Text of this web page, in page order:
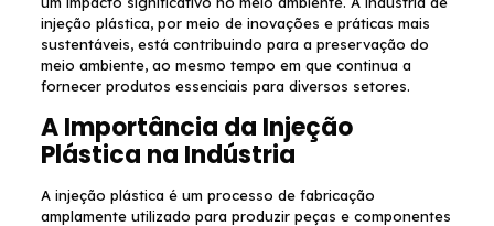
injeção plástica, por meio de inovações e práticas mais
sustentáveis, está contribuindo para a preservação do
meio ambiente, ao mesmo tempo em que continua a
fornecer produtos essenciais para diversos setores.
A Importância da Injeção
Plástica na Indústria
A injeção plástica é um processo de fabricação
amplamente utilizado para produzir peças e componentes